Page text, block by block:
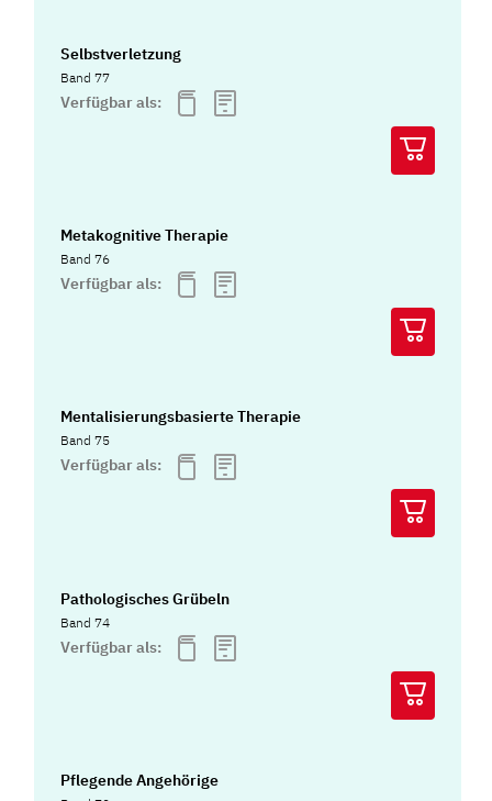
Selbstverletzung
Band 77
Verfügbar als:
Metakognitive Therapie
Band 76
Verfügbar als:
Mentalisierungsbasierte Therapie
Band 75
Verfügbar als:
Pathologisches Grübeln
Band 74
Verfügbar als:
Pflegende Angehörige